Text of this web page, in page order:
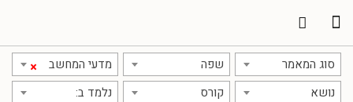
סוג המאמר שפה ×
מדעי המחשב
נושא
קורס נלמד ב: